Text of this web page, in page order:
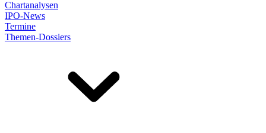
Chartanalysen
IPO-News
Termine
Themen-Dossiers